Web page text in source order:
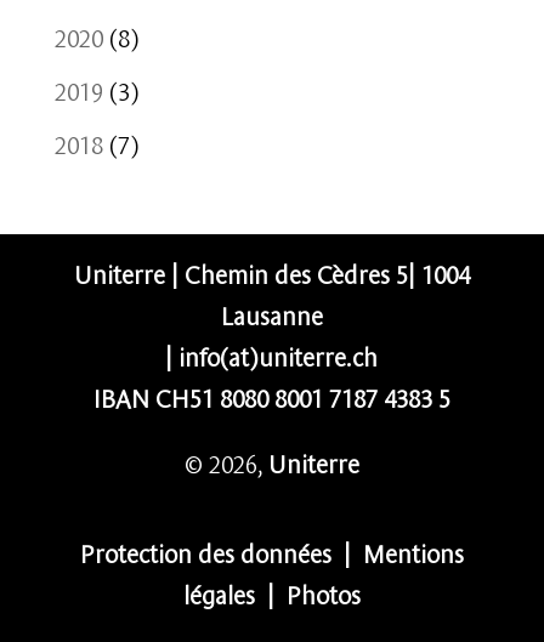
2020(8)
2019 (3)
2018(7)
Uniterre | Chemin des Cèdres 5| 1004
Lausanne
| info(at)uniterre.ch
IBAN CH51 8080 8001 7187 4383 5
© 2026, Uniterre
Protection des données| Mentions
légales| Photos